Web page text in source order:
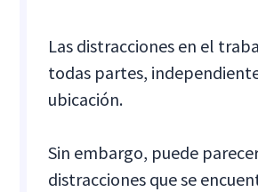
Las distracciones en el
todas partes,
ubicación.
Sin embargo, puede
distracciones que se